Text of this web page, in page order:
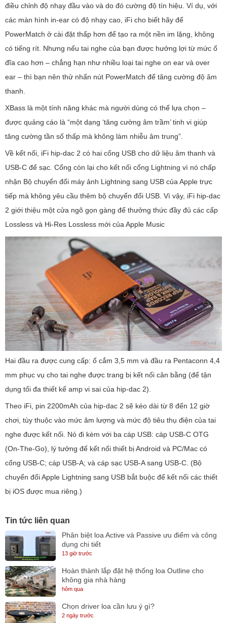
điều chỉnh độ nhạy đầu vào và do đó cường độ tín hiệu. Ví dụ, với
các màn hình in-ear có độ nhạy cao, iFi cho biết hãy để
PowerMatch ở cài đặt thấp hơn để tạo ra một nền im lặng, không
có tiếng rít. Nhưng nếu tai nghe của bạn được hưởng lợi từ mức ổ
đĩa cao hơn – chẳng hạn như nhiều loại tai nghe on ear và over
ear – thì bạn nên thử nhấn nút PowerMatch để tăng cường độ âm
thanh.
XBass là một tính năng khác mà người dùng có thể lựa chọn –
được quảng cáo là “một dạng ‘tăng cường âm trầm’ tinh vi giúp
tăng cường tần số thấp mà không làm nhiễu âm trung”.
Về kết nối, iFi hip-dac 2 có hai cổng USB cho dữ liệu âm thanh và
USB-C để sạc. Cổng còn lại cho kết nối cổng Lightning vì nó chấp
nhận Bộ chuyển đổi máy ảnh Lightning sang USB của Apple trực
tiếp mà không yêu cầu thêm bộ chuyển đổi USB. Vì vậy, iFi hip-dac
2 giới thiệu một cửa ngõ gọn gàng để thưởng thức đầy đủ các cấp
Lossless và Hi-Res Lossless mới của Apple Music
Hai đầu ra được cung cấp: ổ cắm 3,5 mm và đầu ra Pentaconn 4,4
mm phục vụ cho tai nghe được trang bị kết nối cân bằng (để tận
dụng tối đa thiết kế amp vi sai của hip-dac 2).
Theo iFi, pin 2200mAh của hip-dac 2 sẽ kéo dài từ 8 đến 12 giờ
chơi, tùy thuộc vào mức âm lượng và mức độ tiêu thụ điện của tai
nghe được kết nối. Nó đi kèm với ba cáp USB: cáp USB-C OTG
(On-The-Go), lý tưởng để kết nối thiết bị Android và PC/Mac có
cổng USB-C; cáp USB-A; và cáp sạc USB-A sang USB-C. (Bộ
chuyển đổi Apple Lightning sang USB bắt buộc để kết nối các thiết
bị iOS được mua riêng.)
Tin tức liên quan
Phân biệt loa Active và Passive ưu điểm và công
dụng chi tiết
13 giờ trước
Hoàn thành lắp đặt hệ thống loa Outline cho
không gia nhà hàng
hôm qua
Chọn driver loa cần lưu ý gì?
2 ngày trước